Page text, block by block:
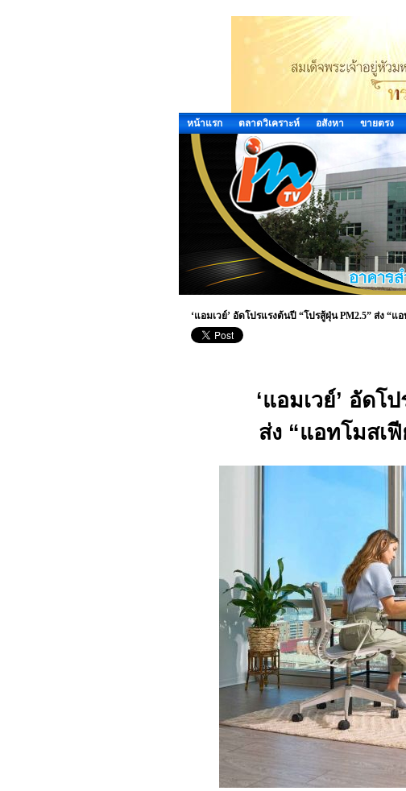
หน้าแรก ตลาดวิเคราะห์ อสังหา ขายตรง
‘แอมเวย์’ อัดโปรแรงต้นปี “โปรสู้ฝุ่น PM2.5” ส่ง “แ
‘แอมเวย์’ อัดโ
ส่ง “แอทโมสเ